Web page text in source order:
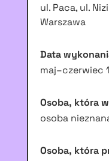
ul. Paca, ul.
Warszawa
Data
maj–czerwiec
Osoba, która
osoba
Osoba, która